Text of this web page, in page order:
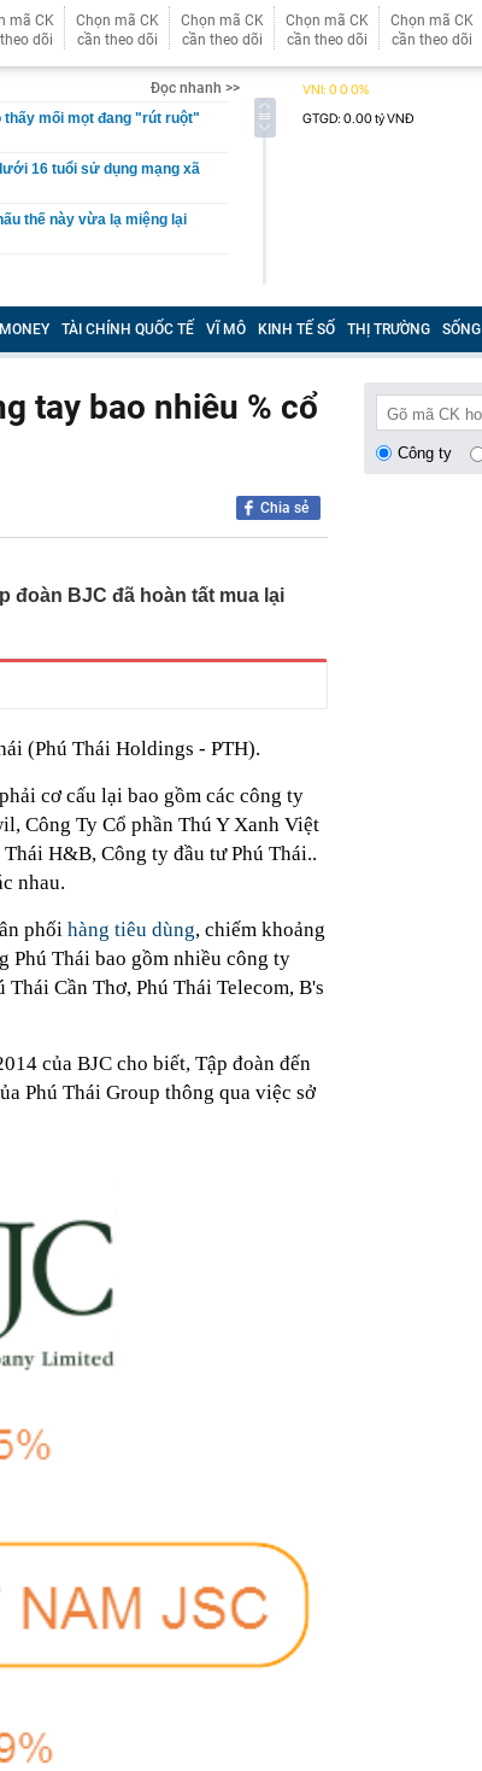
mã CK
dõi
Chọn mã CK
cần theo dõi
Chọn mã CK
cần theo dõi
Chọn mã CK
cần theo dõi
Chọn mã CK
cần theo dõi
Đọc nhanh >>
thấy mối mọt đang "rút ruột"
16 tuổi sử dụng mạng xã
thế này vừa lạ miệng lại
Lào: Giá 60.600 đồng/cp,
ty của ông Trần Bá Dương
mái, đi phố như xe điện’
tiếp tục phát huy mô hình
1965
18 Pro
tuyến tụy dù chưa bao giờ ăn
người làm mỗi tối
ở Hàn Quốc
đến shipper giao hàng,
ở Việt Nam
lý khách sạn gia đình từ
golf
vật liệu: Hợp chất bền gấp
lai cho loạt ngành quan
vs Campuchia ra sao sau
hết lời
TÀI CHÍNH QUỐC TẾ VĨ MÔ KINH TẾ SỐ THỊ TRƯỜNG SỐNG
tay bao nhiêu % cổ
Chia sẻ
đoàn BJC đã hoàn tất mua lại
(Phú Thái Holdings - PTH).
cơ cấu lại bao gồm các công ty
Công Ty Cổ phần Thú Y Xanh Việt
H&B, Công ty đầu tư Phú Thái..
nhau.
phối hàng tiêu dùng, chiếm khoảng
Phú Thái bao gồm nhiều công ty
Cần Thơ, Phú Thái Telecom, B's
của BJC cho biết, Tập đoàn đến
Phú Thái Group thông qua việc sở
Công ty